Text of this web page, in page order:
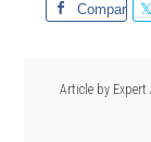
Comparte
Article by